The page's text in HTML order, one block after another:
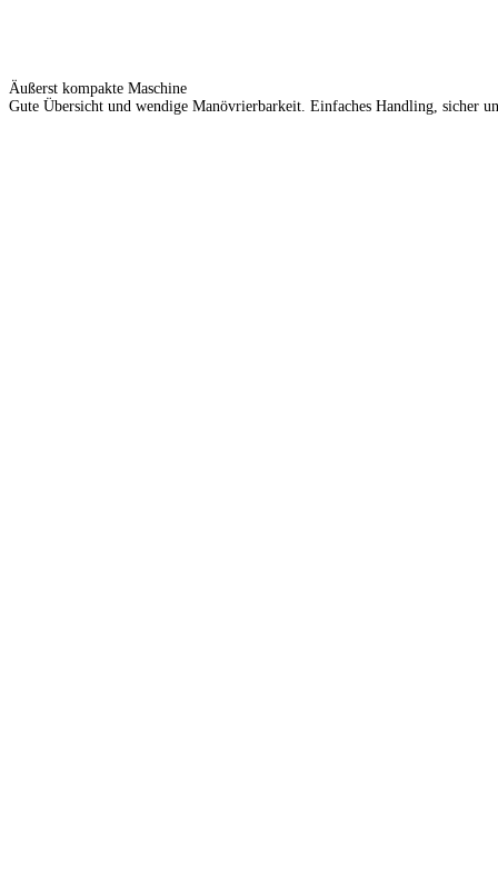
Äußerst kompakte Maschine
Gute Übersicht und wendige Manövrierbarkeit. Einfaches Handling, sicher